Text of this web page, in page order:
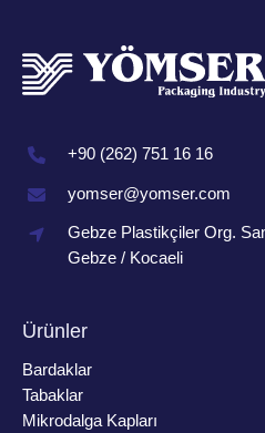
+90 (262) 751 16 16
yomser@yomser.com
Gebze Plastikçiler Org.
Gebze / Kocaeli
Ürünler
Bardaklar
Tabaklar
Mikrodalga Kapları